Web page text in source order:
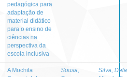
pedagógica para
adaptação de
material didático
para o ensino de
ciências na
perspectiva da
escola inclusiva
A Mochila
Sousa,
Silva,